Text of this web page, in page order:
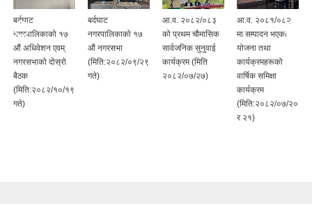
बर्दघाट
नगरपालिकाको १७
‌औं अधिवेशन एवम्
नगरसभाको दोस्रो
बैठक
(मिति:२०८२/१०/१९
गते)
बर्दघाट
नगरपालिकाको १७
‌औं नगरसभा
(मिति:२०८२/०९/२९
गते)
आ.व. २०८२/०८३
को प्रथम चौमासिक
सार्वजनिक सुनुवाई
कार्यक्रम (मिति
२०८२/०७/२७)
आ.व. २०८१/०८२
मा सम्पादन भएका
योजना तथा
कार्यक्रमहरूको
वार्षिक समिक्षा
कार्यक्रम
(मिति:२०८२/०७/२०
र २१)